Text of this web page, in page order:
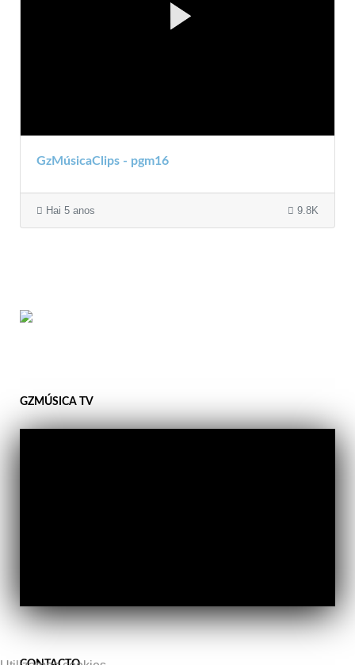
GzMúsicaClips - pgm16
Hai 5 anos 9.8K
GZMÚSICA TV